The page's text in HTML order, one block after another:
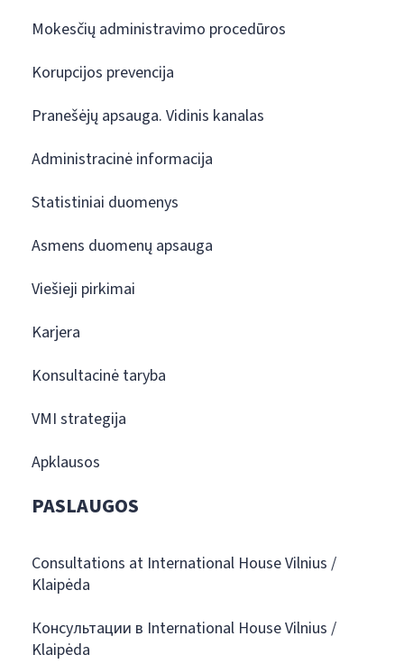
Mokesčių administravimo procedūros
Korupcijos prevencija
Pranešėjų apsauga. Vidinis kanalas
Administracinė informacija
Statistiniai duomenys
Asmens duomenų apsauga
Viešieji pirkimai
Karjera
Konsultacinė taryba
VMI strategija
Apklausos
PASLAUGOS
Consultations at International House Vilnius /
Klaipėda
Консультации в International House Vilnius /
Klaipėda